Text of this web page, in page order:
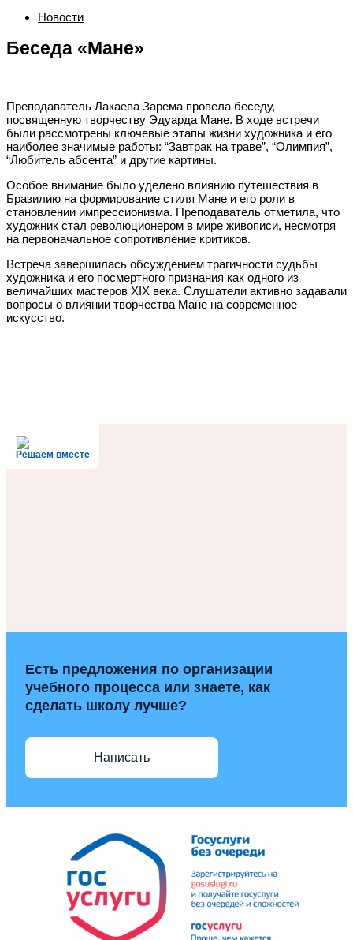
Новости
Беседа «Мане»
Преподаватель Лакаева Зарема провела беседу,
посвященную творчеству Эдуарда Мане. В ходе встречи
были рассмотрены ключевые этапы жизни художника и его
наиболее значимые работы: “Завтрак на траве”, “Олимпия”,
“Любитель абсента” и другие картины.
Особое внимание было уделено влиянию путешествия в
Бразилию на формирование стиля Мане и его роли в
становлении импрессионизма. Преподаватель отметила, что
художник стал революционером в мире живописи, несмотря
на первоначальное сопротивление критиков.
Встреча завершилась обсуждением трагичности судьбы
художника и его посмертного признания как одного из
величайших мастеров XIX века. Слушатели активно задавали
вопросы о влиянии творчества Мане на современное
искусство.
Решаем вместе
Есть предложения по организации
учебного процесса или знаете, как
сделать школу лучше?
Написать